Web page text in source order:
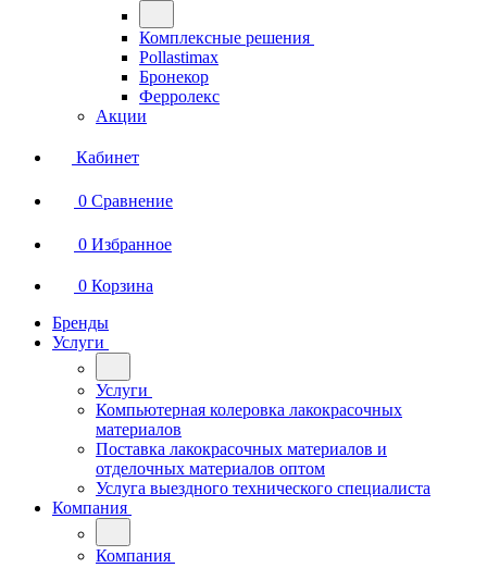
Комплексные решения
Pollastimax
Бронекор
Ферролекс
Акции
Кабинет
0 Сравнение
0 Избранное
0 Корзина
Бренды
Услуги
Услуги
Компьютерная колеровка лакокрасочных
материалов
Поставка лакокрасочных материалов и
отделочных материалов оптом
Услуга выездного технического специалиста
Компания
Компания